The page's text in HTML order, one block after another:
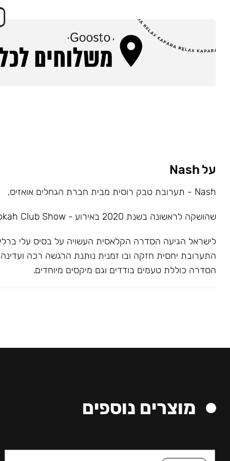
על Nash
Nash - תערובת טבק רוסית מבית חברת הגחלים אואזיס,
שהושקה לראשונה בשנת 2020 באירוע - Hookah Club Show.
לישראל הגיעה הסדרה הקלאסית העשויה על בסיס עלי
התערובת יחסית חזקה ובו זמנית נותנת הרגשה רכה ועדינה
הסדרה כוללת טעמים בודדים וגם מיקסים מיוחדים.
מוצרים נוספים